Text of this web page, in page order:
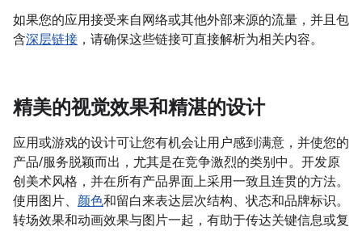
如果您的应用接受来自网络或其他外部来源的流量，并且包
含深层链接 ，请确保这些链接可直接解析为相关内容。
精美的视觉效果和精湛的设计
应用或游戏的设计可让您有机会让用户感到满意，并使您的
产品/服务脱颖而出，尤其是在竞争激烈的类别中。开发原
创美术风格，并在所有产品界面上采用一致且连贯的方法。
使用图片、 颜色和留白来表达层次结构、状态和品牌标识。
转场效果和动画效果与图片一起，有助于传达关键信息或复